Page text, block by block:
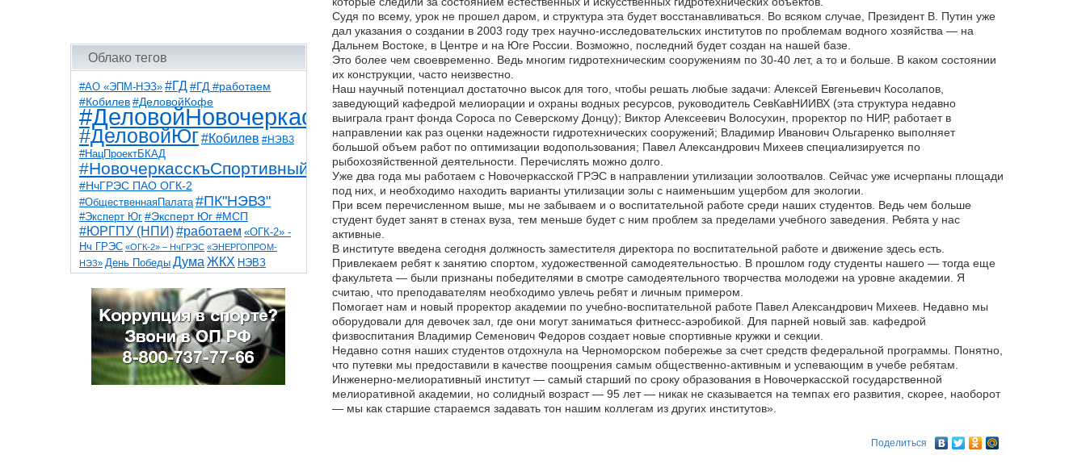
Облако тегов
#АО «ЭПМ-НЭЗ» #ГД #ГД #работаем
#Кобилев #ДеловойКофе
#ДеловойНовочеркасск
#ДеловойЮг#Кобилев #НЭВЗ
#НацПроектБКАД
#НовочеркасскъСпортивный
#НчГРЭС ПАО ОГК-2
#ОбщественнаяПалата #ПК"НЭВЗ"
#Эксперт Юг #Эксперт Юг #МСП
#ЮРГПУ (НПИ)#работаем «ОГК-2» -
Нч ГРЭС «ОГК-2» – НчГРЭС «ЭНЕРГОПРОМ-
НЭЗ» День Победы Дума ЖКХ НЭВЗ
НчГРЭС ТНТ
благоустройствоветераны выборы
детидороги казаки коррупция космос
общественная палата парк пожар роща
спорт театр транспорт художники
Судя по всему, урок не прошел даром, и структура эта будет восстанавливаться. Во всяком случае, Президент В. Путин уже
дал указания о создании в 2003 году трех научно-исследовательских институтов по проблемам водного хозяйства — на
Дальнем Востоке, в Центре и на Юге России. Возможно, последний будет создан на нашей базе.
Это более чем своевременно. Ведь многим гидротехническим сооружениям по 30-40 лет, а то и больше. В каком состоянии
их конструкции, часто неизвестно.
Наш научный потенциал достаточно высок для того, чтобы решать любые задачи: Алексей Евгеньевич Косолапов,
заведующий кафедрой мелиорации и охраны водных ресурсов, руководитель СевКавНИИВХ (эта структура недавно
выиграла грант фонда Сороса по Северскому Донцу); Виктор Алексеевич Волосухин, проректор по НИР, работает в
направлении как раз оценки надежности гидротехнических сооружений; Владимир Иванович Ольгаренко выполняет
большой объем работ по оптимизации водопользования; Павел Александрович Михеев специализируется по
рыбохозяйственной деятельности. Перечислять можно долго.
Уже два года мы работаем с Новочеркасской ГРЭС в направлении утилизации золоотвалов. Сейчас уже исчерпаны площади
под них, и необходимо находить варианты утилизации золы с наименьшим ущербом для экологии.
При всем перечисленном выше, мы не забываем и о воспитательной работе среди наших студентов. Ведь чем больше
студент будет занят в стенах вуза, тем меньше будет с ним проблем за пределами учебного заведения. Ребята у нас
активные.
В институте введена сегодня должность заместителя директора по воспитательной работе и движение здесь есть.
Привлекаем ребят к занятию спортом, художественной самодеятельностью. В прошлом году студенты нашего — тогда еще
факультета — были признаны победителями в смотре самодеятельного творчества молодежи на уровне академии. Я
считаю, что преподавателям необходимо увлечь ребят и личным примером.
Помогает нам и новый проректор академии по учебно-воспитательной работе Павел Александрович Михеев. Недавно мы
оборудовали для девочек зал, где они могут заниматься фитнесс-аэробикой. Для парней новый зав. кафедрой
физвоспитания Владимир Семенович Федоров создает новые спортивные кружки и секции.
Недавно сотня наших студентов отдохнула на Черноморском побережье за счет средств федеральной программы. Понятно,
что путевки мы предоставили в качестве поощрения самым общественно-активным и успевающим в учебе ребятам.
Инженерно-мелиоративный институт — самый старший по сроку образования в Новочеркасской государственной
мелиоративной академии, но солидный возраст — 95 лет — никак не сказывается на темпах его развития, скорее, наоборот
— мы как старшие стараемся задавать тон нашим коллегам из других институтов».
Поделиться